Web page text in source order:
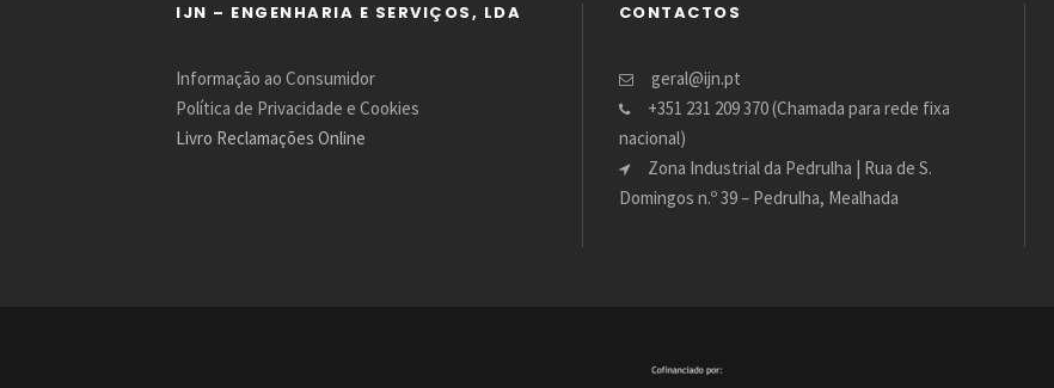
IJN – ENGENHARIA E SERVIÇOS, LDA
Informação ao Consumidor
Política de Privacidade e Cookies
Livro Reclamações Online
CONTACTOS
geral@ijn.pt
+351 231 209 370 (Chamada para rede fixa
nacional)
Zona Industrial da Pedrulha | Rua de S.
Domingos n.º 39 – Pedrulha, Mealhada